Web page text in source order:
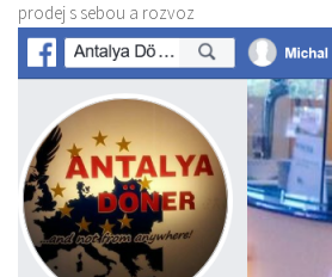
prodej s sebou a rozvoz